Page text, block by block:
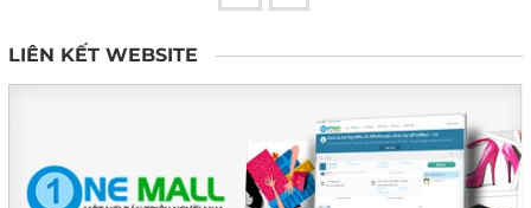
LIÊN KẾT WEBSITE